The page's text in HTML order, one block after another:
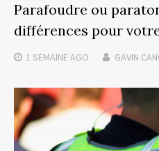
Parafoudre ou
différences pour
1 SEMAINE AGO GAVIN